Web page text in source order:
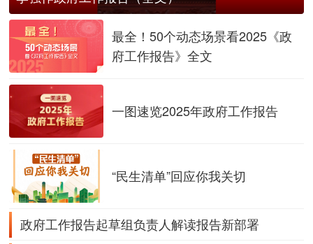
最全！50个动态场景看2025《政
府工作报告》全文
一图速览2025年政府工作报告
“民生清单”回应你我关切
政府工作报告起草组负责人解读报告新部署